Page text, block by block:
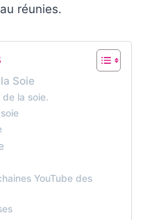
réunies.
Soie
de la soie.
YouTube des